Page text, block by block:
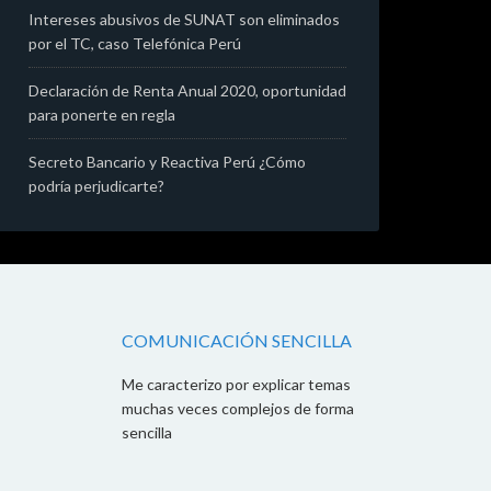
Intereses abusivos de SUNAT son eliminados
por el TC, caso Telefónica Perú
Declaración de Renta Anual 2020, oportunidad
para ponerte en regla
Secreto Bancario y Reactiva Perú ¿Cómo
podría perjudicarte?
COMUNICACIÓN SENCILLA
Me caracterizo por explicar temas
muchas veces complejos de forma
sencilla